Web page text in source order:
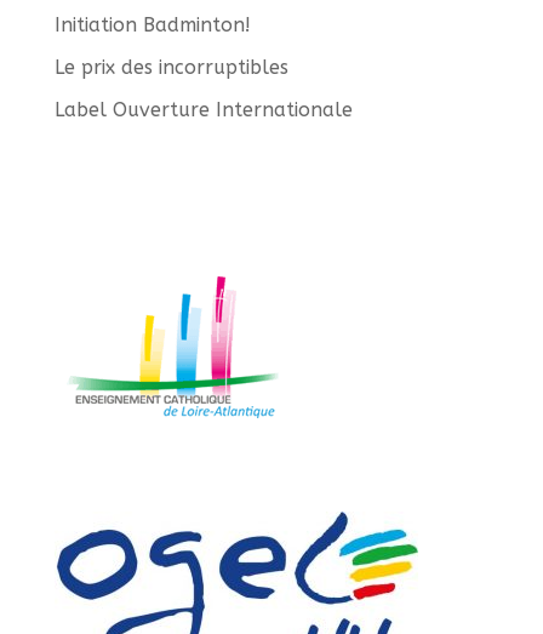
Initiation Badminton!
Le prix des incorruptibles
Label Ouverture Internationale